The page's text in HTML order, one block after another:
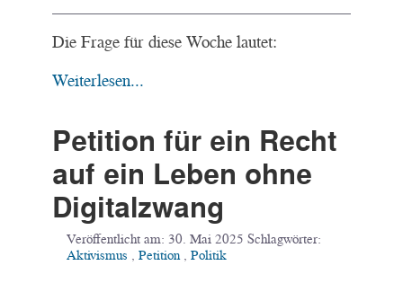
Die Frage für diese Woche lautet:
Weiterlesen...
Petition für ein Recht
auf ein Leben ohne
Digitalzwang
Veröffentlicht am: 30. Mai 2025 Schlagwörter:
Aktivismus
Petition Politik